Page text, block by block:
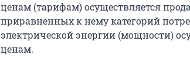
ценам (тарифам) осуществляется
приравненных к нему категорий
электрической энергии (мощности)
ценам.